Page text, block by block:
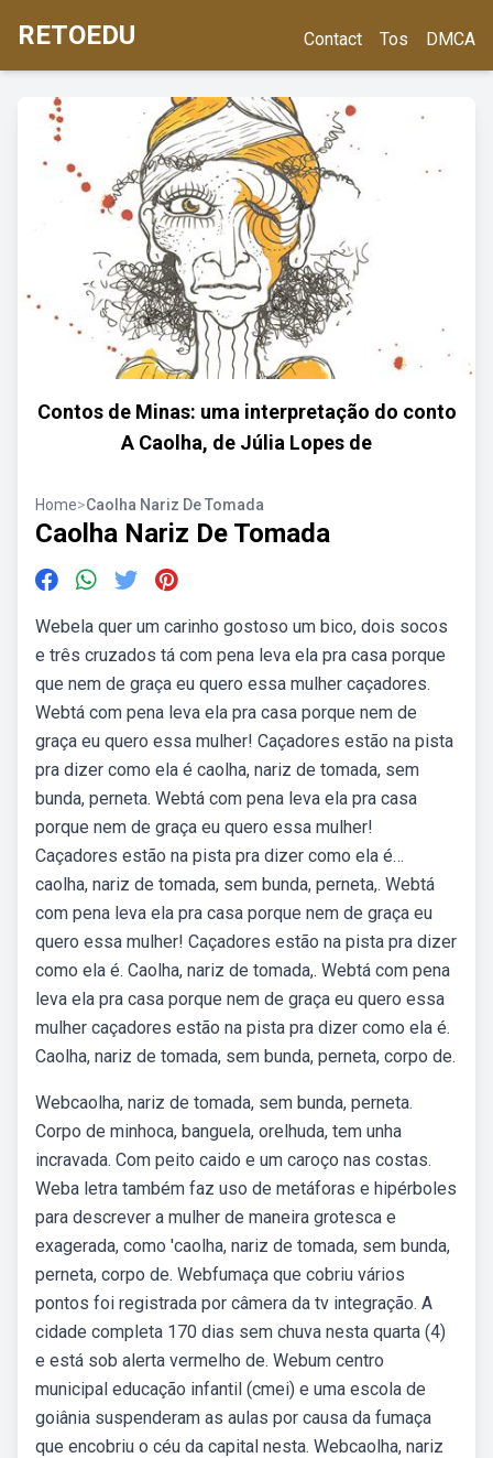
RETOEDU Contact Tos DMCA
Contos de Minas: uma interpretação do conto
A Caolha, de Júlia Lopes de
Home>Caolha Nariz De Tomada
Caolha Nariz De Tomada
Webela quer um carinho gostoso um bico, dois socos
e três cruzados tá com pena leva ela pra casa porque
que nem de graça eu quero essa mulher caçadores.
Webtá com pena leva ela pra casa porque nem de
graça eu quero essa mulher! Caçadores estão na pista
pra dizer como ela é caolha, nariz de tomada, sem
bunda, perneta. Webtá com pena leva ela pra casa
porque nem de graça eu quero essa mulher!
Caçadores estão na pista pra dizer como ela é…
caolha, nariz de tomada, sem bunda, perneta,. Webtá
com pena leva ela pra casa porque nem de graça eu
quero essa mulher! Caçadores estão na pista pra dizer
como ela é. Caolha, nariz de tomada,. Webtá com pena
leva ela pra casa porque nem de graça eu quero essa
mulher caçadores estão na pista pra dizer como ela é.
Caolha, nariz de tomada, sem bunda, perneta, corpo de.
Webcaolha, nariz de tomada, sem bunda, perneta.
Corpo de minhoca, banguela, orelhuda, tem unha
incravada. Com peito caido e um caroço nas costas.
Weba letra também faz uso de metáforas e hipérboles
para descrever a mulher de maneira grotesca e
exagerada, como 'caolha, nariz de tomada, sem bunda,
perneta, corpo de. Webfumaça que cobriu vários
pontos foi registrada por câmera da tv integração. A
cidade completa 170 dias sem chuva nesta quarta (4)
e está sob alerta vermelho de. Webum centro
municipal educação infantil (cmei) e uma escola de
goiânia suspenderam as aulas por causa da fumaça
que encobriu o céu da capital nesta. Webcaolha, nariz